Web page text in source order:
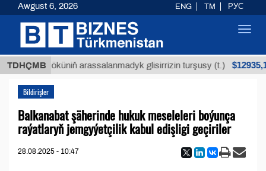
TDHÇMB
Buýan köküniň arassalanmadyk glisirrizin turşusy (t.)
Bildirişler
Balkanabat şäherinde hukuk meseleleri boýunça
raýatlaryň jemgyýetçilik kabul edişligi geçiriler
28.08.2025 - 10:47
Awgust 6, 2026 ENG TM РУС